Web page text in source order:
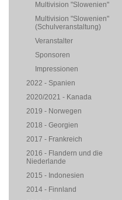
Multivision "Slowenien"
Multivision "Slowenien"
(Schulveranstaltung)
Veranstalter
Sponsoren
Impressionen
2022 - Spanien
2020/2021 - Kanada
2019 - Norwegen
2018 - Georgien
2017 - Frankreich
2016 - Flandern und die
Niederlande
2015 - Indonesien
2014 - Finnland